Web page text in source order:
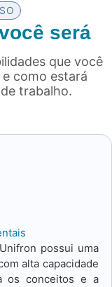
será
que você
como estará
trabalho.
possui uma
alta capacidade
os conceitos e a